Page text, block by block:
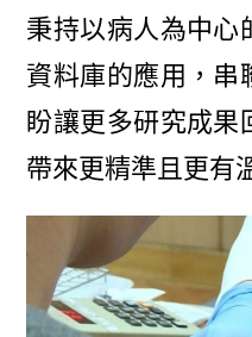
秉持以病人為中心
資料庫的應用，串
盼讓更多研究成果
帶來更精準且更有